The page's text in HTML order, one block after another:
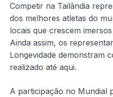
Competir na Tailândia
dos melhores atletas do
locais que crescem
Ainda assim, os
Longevidade demonstram
realizado até aqui.
A participação no Mundial